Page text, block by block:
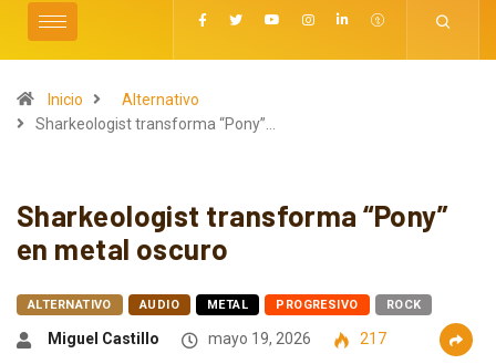
Inicio
Alternativo
Sharkeologist transforma “Pony”…
Sharkeologist transforma “Pony”
en metal oscuro
ALTERNATIVO AUDIO METAL PROGRESIVO ROCK
Miguel Castillo mayo 19, 2026 217